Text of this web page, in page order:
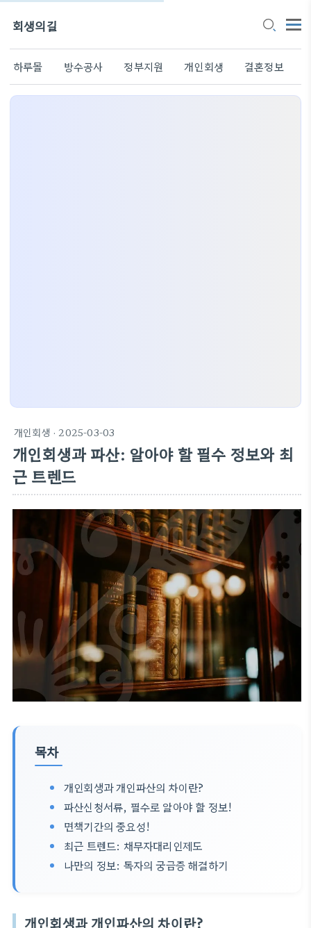
회생의길
하루몰 방수공사 정부지원 개인회생 결혼정보
개인회생 · 2025-03-03
개인회생과 파산: 알아야 할 필수 정보와 최
근 트렌드
목차
개인회생과 개인파산의 차이란?
파산신청서류, 필수로 알아야 할 정보!
면책기간의 중요성!
최근 트렌드: 채무자대리인제도
나만의 정보: 독자의 궁금증 해결하기
개인회생과 개인파산의 차이란?